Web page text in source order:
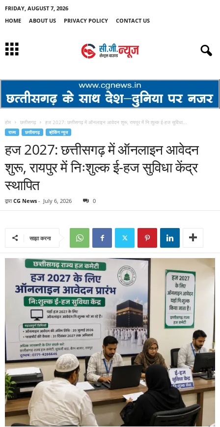
FRIDAY, AUGUST 7, 2026
HOME
ABOUT US PRIVACY POLICY CONTACT US
होम छत्तीसगढ़ हज 2027: छत्तीसगढ़ में ऑनलाइन आवेदन शुरू, रायपुर में निःशुल्क ई-हज सुविधा...
राज्य छत्तीसगढ़ ब्रेकिंग न्यूज
हज 2027: छत्तीसगढ़ में ऑनलाइन आवेदन
शुरू, रायपुर में निःशुल्क ई-हज सुविधा केंद्र
स्थापित
द्वारा CG News - July 6, 2026 0
साझा करना